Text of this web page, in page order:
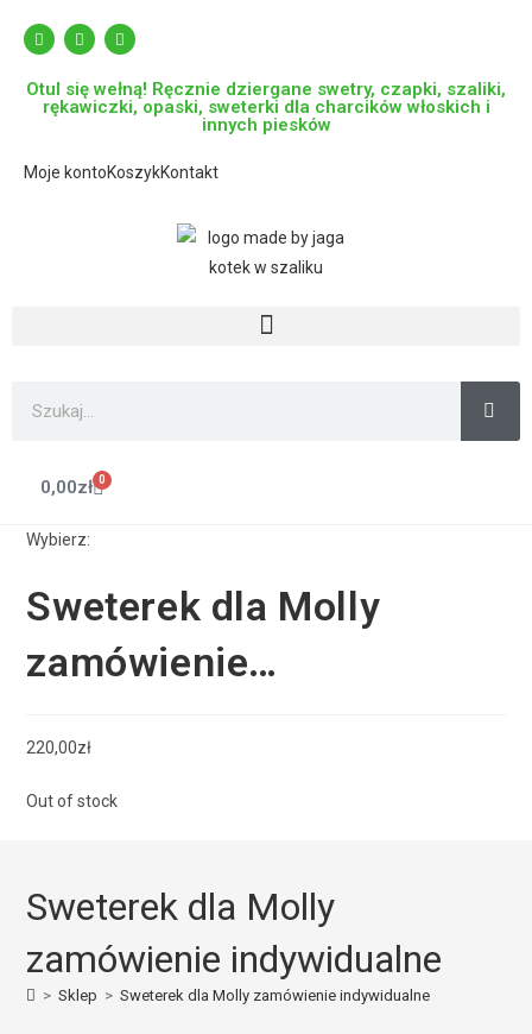
Otul się wełną! Ręcznie dziergane swetry, czapki, szaliki,
rękawiczki, opaski, sweterki dla charcików włoskich i
innych piesków
Moje kontoKoszykKontakt
0,00zł 0
Wybierz:
Sweterek dla Molly
zamówienie…
220,00zł
Out of stock
Sweterek dla Molly
zamówienie indywidualne
> Sklep > Sweterek dla Molly zamówienie indywidualne